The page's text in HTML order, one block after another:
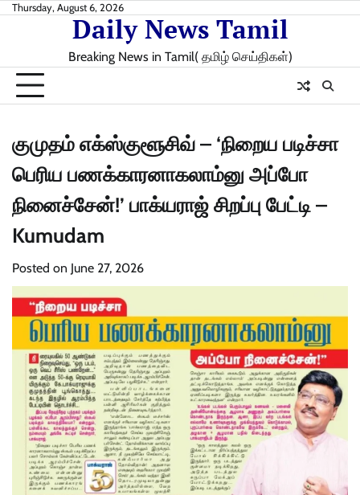
SkipThursday, August 6, 2026
Daily News Tamil
Breaking News in Tamil( தமிழ் செய்திகள்)
குமுதம் எக்ஸ்குளூசிவ் – ‘நிறைய படிச்சா
பெரிய பணக்காரனாகலாம்னு அப்போ
நினைச்சேன்!’ பாக்யராஜ் சிறப்பு பேட்டி –
Kumudam
Posted on June 27, 2026